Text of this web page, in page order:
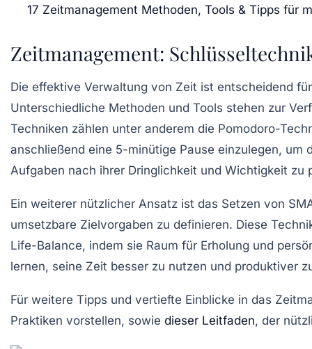
17 Zeitmanagement Methoden, Tools & Tipps für
Zeitmanagement:
Die effektive Verwaltung von Zeit ist entscheidend
Unterschiedliche Methoden und Tools stehen zur
Techniken zählen unter anderem die Pomodoro-
anschließend eine 5-minütige Pause einzulegen, um
Aufgaben nach ihrer Dringlichkeit und Wichtigkeit zu
Ein weiterer nützlicher Ansatz ist das Setzen von
umsetzbare Zielvorgaben zu definieren. Diese
Life-Balance, indem sie Raum für Erholung und
lernen, seine Zeit besser zu nutzen und produktiver
Für weitere Tipps und vertiefte Einblicke in das
Praktiken vorstellen, sowie dieser Leitfaden, der